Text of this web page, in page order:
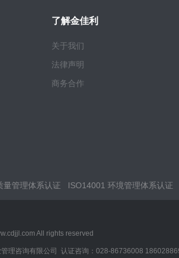
了解金佳利
关于我们
法律声明
商务合作
量管理体系认证 ISO14001 环境管理体系认证
All rights reserved
管理咨询有限公司 认证咨询：028-86736008